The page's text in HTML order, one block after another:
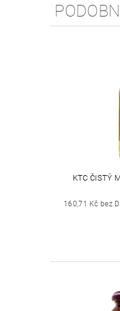
KTC ČISTÝ
160,71 Kč bez